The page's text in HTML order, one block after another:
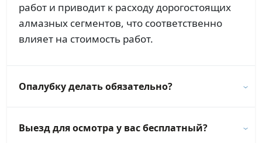
работ и приводит к расходу дорогостоящих
алмазных сегментов, что соответственно
влияет на стоимость работ.
Опалубку делать обязательно?
Выезд для осмотра у вас бесплатный?